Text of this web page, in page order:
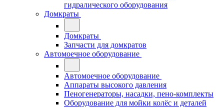
гидралического оборудования
Домкраты
Домкраты
Запчасти для домкратов
Автомоечное оборудование
Автомоечное оборудование
Аппараты высокого давления
Пеногенераторы, насадки, пено-комплекты
Оборудование для мойки колёс и деталей